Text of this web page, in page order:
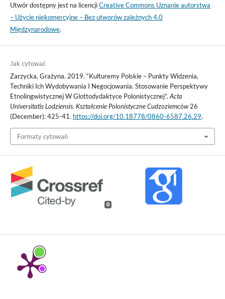
Utwór dostępny jest na licencjiCreative Commons Uznanie autorstwa
– Użycie niekomercyjne – Bez utworów zależnych 4.0
Międzynarodowe.
Jak cytować
Zarzycka, Grażyna. 2019. “Kulturemy Polskie – Punkty Widzenia,
Techniki Ich Wydobywania I Negocjowania. Stosowanie Perspektywy
Etnolingwistycznej W Glottodydaktyce Polonistycznej”. Acta
Universitatis Lodziensis. Kształcenie Polonistyczne Cudzoziemców26
(December): 425-41. https://doi.org/10.18778/0860-6587.26.29.
Formaty cytowań
0